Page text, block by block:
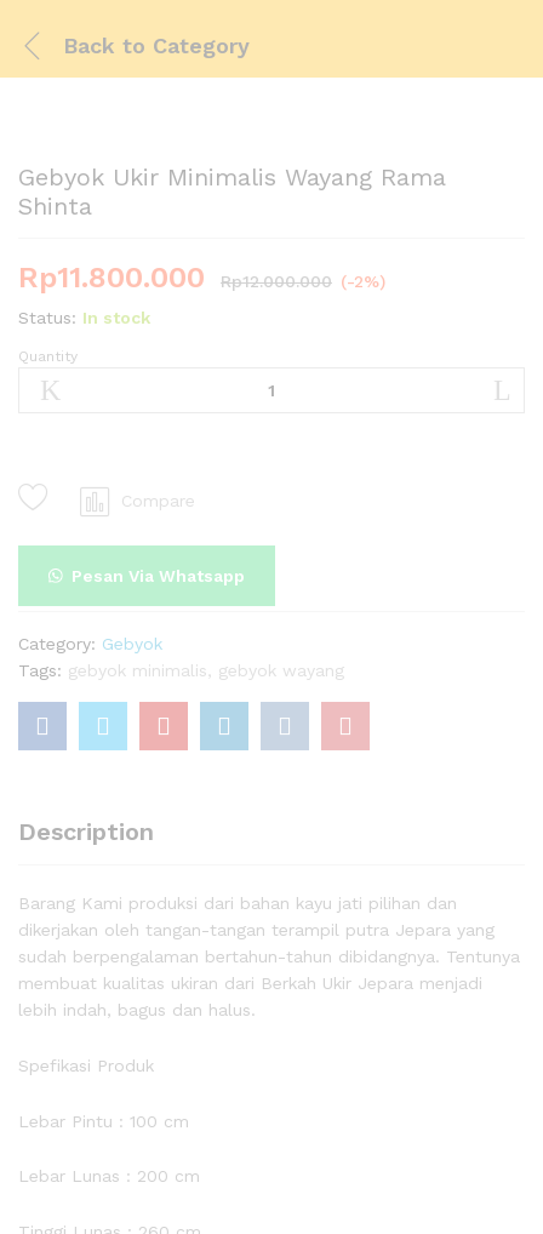
Back to Category
Gebyok Ukir Minimalis Wayang Rama
Shinta
Rp11.800.000 Rp12.000.000 (-2%)
Status: In stock
Gebyok
Shinta
quantity
Quantity
Compare
Pesan Via Whatsapp
Category: Gebyok
Tags: gebyok minimalis gebyok wayang
Description
Barang Kami produksi dari bahan kayu jati pilihan dan
dikerjakan oleh tangan-tangan terampil putra Jepara yang
sudah berpengalaman bertahun-tahun dibidangnya. Tentunya
membuat kualitas ukiran dari Berkah Ukir Jepara menjadi
lebih indah, bagus dan halus.
Spefikasi Produk
Lebar Pintu : 100 cm
Lebar Lunas : 200 cm